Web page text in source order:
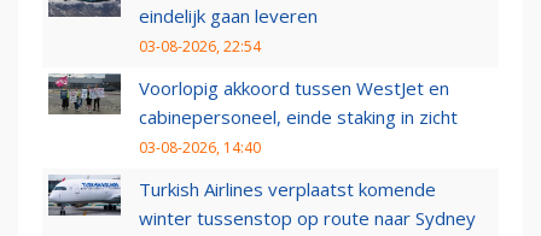
eindelijk gaan leveren
03-08-2026, 22:54
Voorlopig akkoord tussen WestJet en
cabinepersoneel, einde staking in zicht
03-08-2026, 14:40
Turkish Airlines verplaatst komende
winter tussenstop op route naar Sydney